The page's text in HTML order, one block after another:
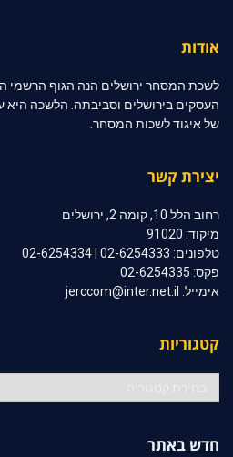
אודות
לשכת המסחר ירושלים הנה הגוף הרשמי
העסקים בירושלים וסביבתה. הלשכה
של איגוד לשכות המסחר.
יצירת קשר
רחוב הלל 10, קומה 2, ירושלים
מיקוד: 91020
טלפונים: 02-6254333 | 02-6254334
פקס: 02-6254335
אימייל: jerccom@inter.net.il
קטגוריות
חדש באתר